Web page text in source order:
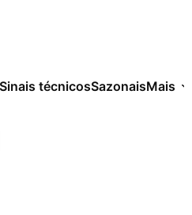
Sinais técnicosSazonaisMais